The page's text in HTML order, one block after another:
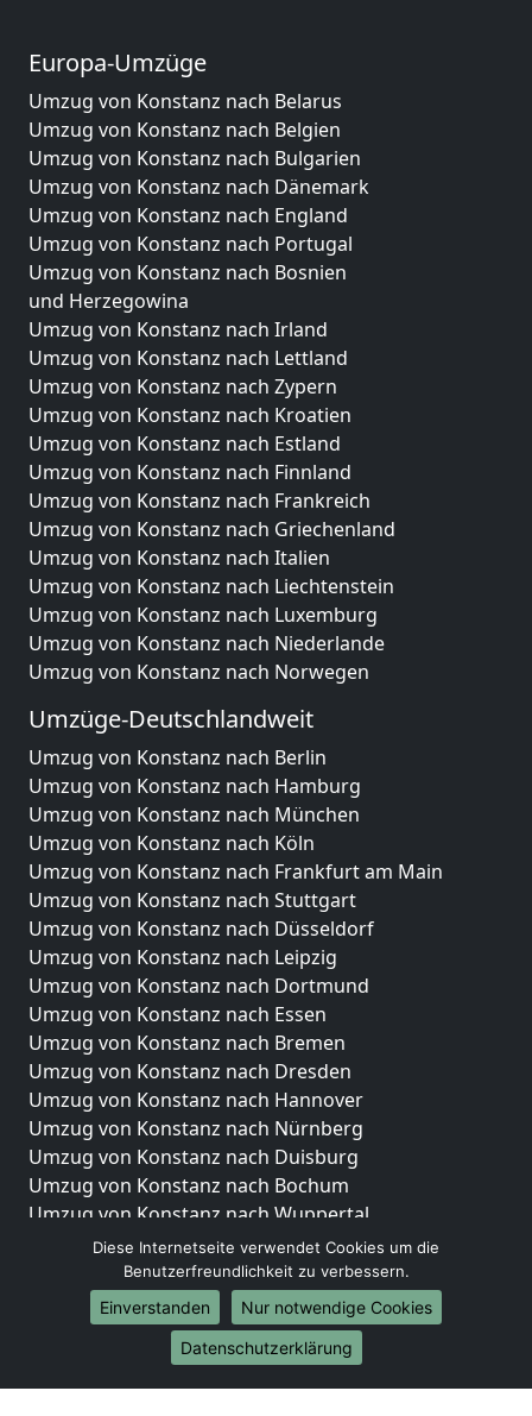
Europa-Umzüge
Umzug von Konstanz nach Belarus
Umzug von Konstanz nach Belgien
Umzug von Konstanz nach Bulgarien
Umzug von Konstanz nach Dänemark
Umzug von Konstanz nach England
Umzug von Konstanz nach Portugal
Umzug von Konstanz nach Bosnien
und Herzegowina
Umzug von Konstanz nach Irland
Umzug von Konstanz nach Lettland
Umzug von Konstanz nach Zypern
Umzug von Konstanz nach Kroatien
Umzug von Konstanz nach Estland
Umzug von Konstanz nach Finnland
Umzug von Konstanz nach Frankreich
Umzug von Konstanz nach Griechenland
Umzug von Konstanz nach Italien
Umzug von Konstanz nach Liechtenstein
Umzug von Konstanz nach Luxemburg
Umzug von Konstanz nach Niederlande
Umzug von Konstanz nach Norwegen
Umzüge-Deutschlandweit
Umzug von Konstanz nach Berlin
Umzug von Konstanz nach Hamburg
Umzug von Konstanz nach München
Umzug von Konstanz nach Köln
Umzug von Konstanz nach Frankfurt am Main
Umzug von Konstanz nach Stuttgart
Umzug von Konstanz nach Düsseldorf
Umzug von Konstanz nach Leipzig
Umzug von Konstanz nach Dortmund
Umzug von Konstanz nach Essen
Umzug von Konstanz nach Bremen
Umzug von Konstanz nach Dresden
Umzug von Konstanz nach Hannover
Umzug von Konstanz nach Nürnberg
Umzug von Konstanz nach Duisburg
Umzug von Konstanz nach Bochum
Umzug von Konstanz nach Wuppertal
Umzug von Konstanz nach Bielefeld
Umzug von Konstanz nach Bonn
Umzug von Konstanz nach Münster
Internationale-Umzüge
Umzug von Konstanz nach Brasilien
Diese Internetseite verwendet Cookies um die
Benutzerfreundlichkeit zu verbessern.
Einverstanden
Nur notwendige Cookies
Datenschutzerklärung